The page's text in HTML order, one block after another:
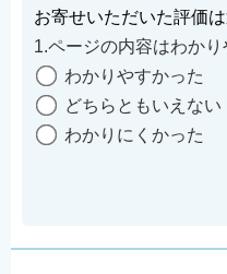
お寄せいただいた評価
1.ページの内容はわか
わかりやすかった
どちらともいえない
わかりにくかった
नेपाली
Filipino